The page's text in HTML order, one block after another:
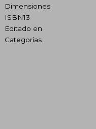
Dimensiones
ISBN13
Editado en
Categorías